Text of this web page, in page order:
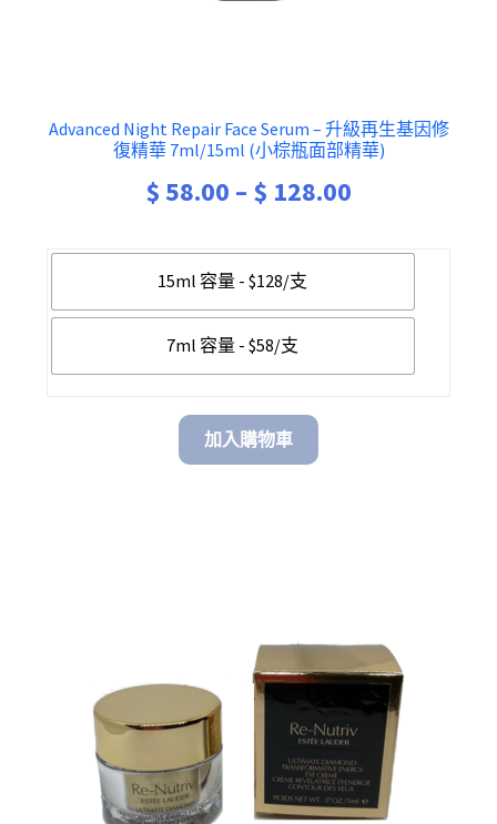
Advanced Night Repair Face Serum – 升級再生基因修
復精華 7ml/15ml (小棕瓶面部精華)
$58.00 – $ 128.00
through
15ml 容量 - $128/支
7ml 容量 - $58/支
加入購物車